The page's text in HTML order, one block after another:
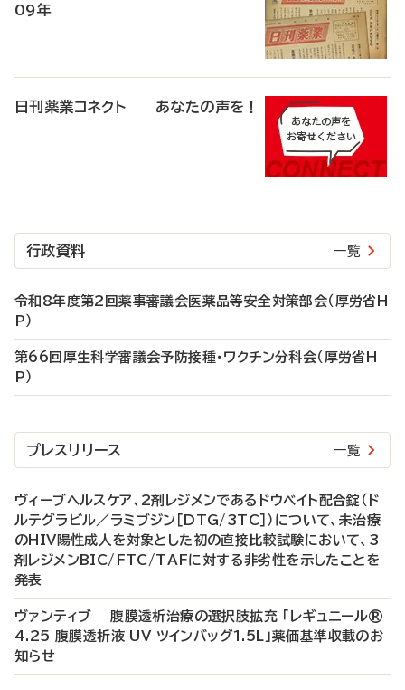
09年
日刊薬業コネクト あなたの声を！
行政資料 一覧
令和8年度第2回薬事審議会医薬品等安全対策部会（厚労省H
P）
第66回厚生科学審議会予防接種・ワクチン分科会（厚労省H
P）
プレスリリース 一覧
ヴィーブヘルスケア、2剤レジメンであるドウベイト配合錠（ド
ルテグラビル／ラミブジン［DTG/3TC］）について、未治療
のHIV陽性成人を対象とした初の直接比較試験において、3
剤レジメンBIC/FTC/TAFに対する非劣性を示したことを
発表
ヴァンティブ 腹膜透析治療の選択肢拡充 「レギュニール®
4.25 腹膜透析液 UV ツインバッグ1.5L」薬価基準収載のお
知らせ